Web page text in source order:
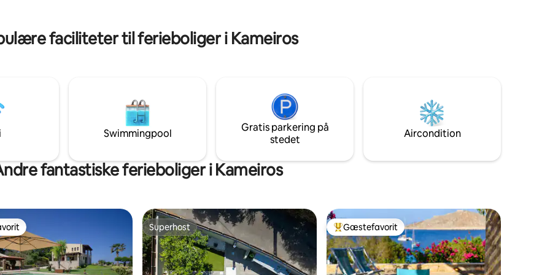
ferieoplevelse.faciliteter til ferieboliger i Kameiros
Swimmingpool
Gratis parkering på
stedet
Aircondition
fantastiske ferieboliger i Kameiros
Superhost
Superhost Bedste gæstefavorit
Gæstefavorit